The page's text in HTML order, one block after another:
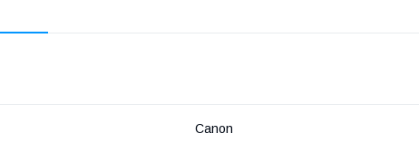
Canon